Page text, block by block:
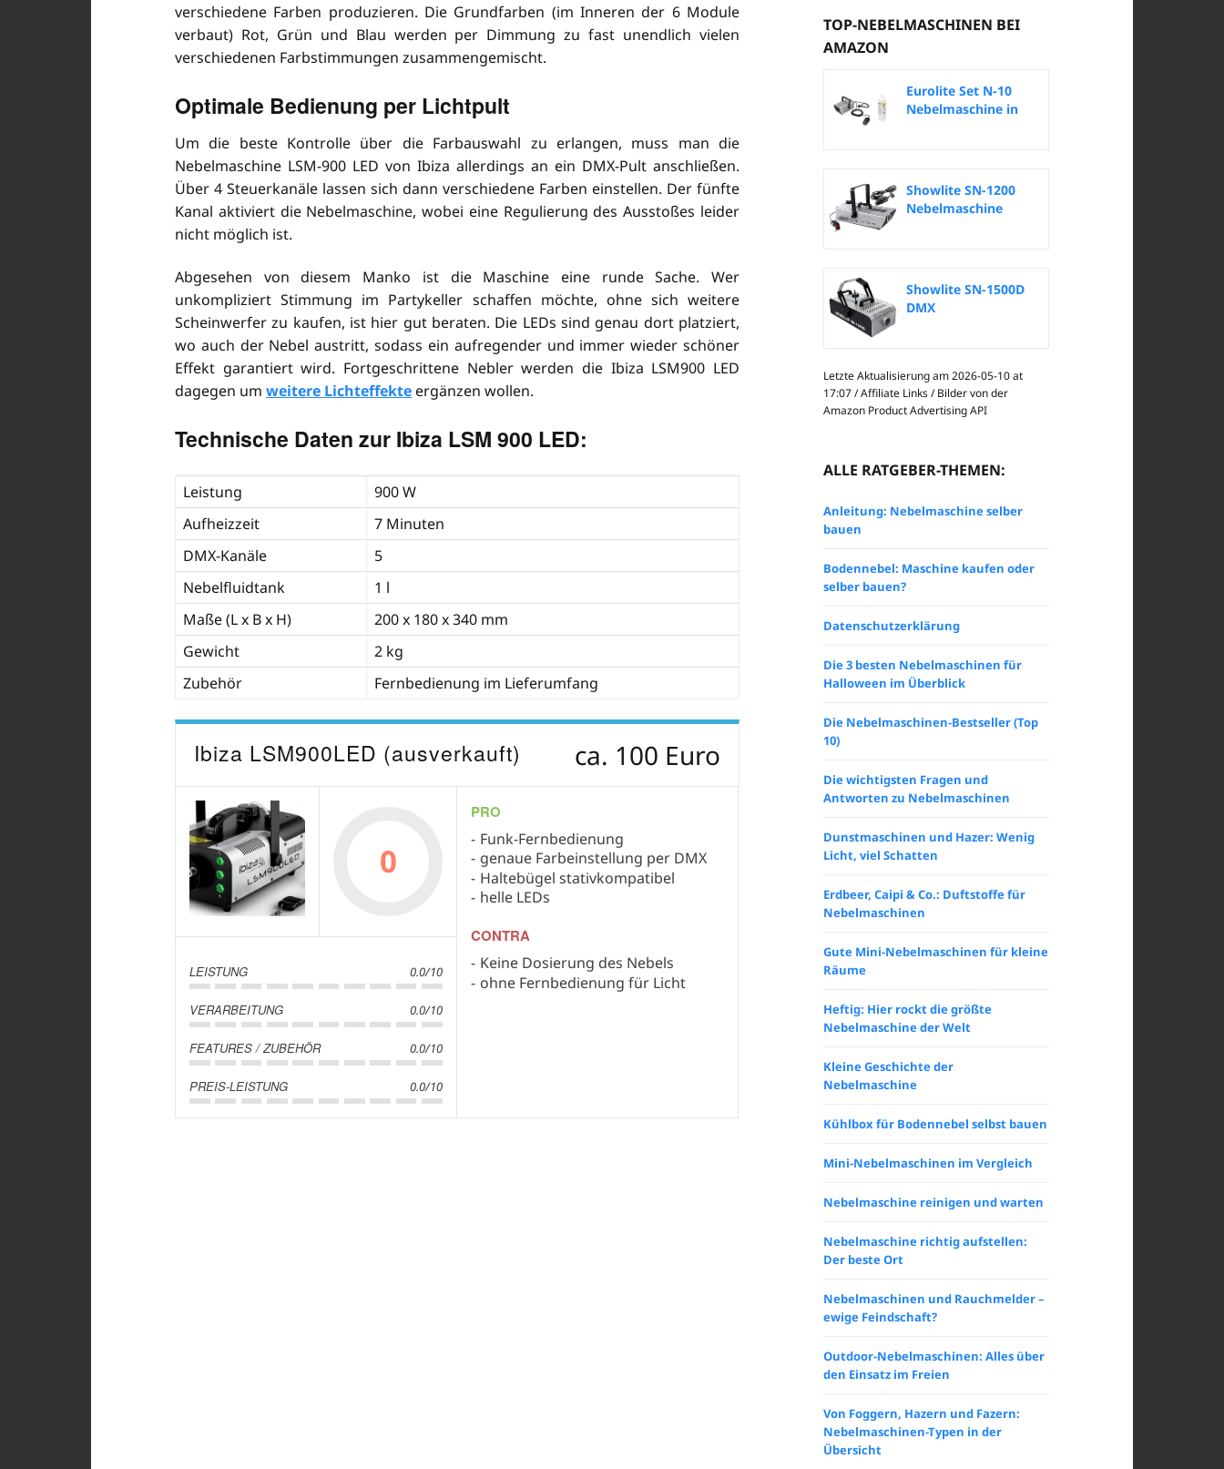
verschiedene Farben produzieren. Die Grundfarben (im Inneren der 6 Module
verbaut) Rot, Grün und Blau werden per Dimmung zu fast unendlich vielen
verschiedenen Farbstimmungen zusammengemischt.
Optimale Bedienung per Lichtpult
Um die beste Kontrolle über die Farbauswahl zu erlangen, muss man die
Nebelmaschine LSM-900 LED von Ibiza allerdings an ein DMX-Pult anschließen.
Über 4 Steuerkanäle lassen sich dann verschiedene Farben einstellen. Der fünfte
Kanal aktiviert die Nebelmaschine, wobei eine Regulierung des Ausstoßes leider
nicht möglich ist.
Abgesehen von diesem Manko ist die Maschine eine runde Sache. Wer
unkompliziert Stimmung im Partykeller schaffen möchte, ohne sich weitere
Scheinwerfer zu kaufen, ist hier gut beraten. Die LEDs sind genau dort platziert,
wo auch der Nebel austritt, sodass ein aufregender und immer wieder schöner
Effekt garantiert wird. Fortgeschrittene Nebler werden die Ibiza LSM900 LED
dagegen um weitere Lichteffekte ergänzen wollen.
Technische Daten zur Ibiza LSM 900 LED:
Leistung
900 W
Aufheizzeit
7 Minuten
DMX-Kanäle
5
Nebelfluidtank
1 l
Maße (L x B x H)
200 x 180 x 340 mm
Gewicht
2 kg
Zubehör
Fernbedienung im Lieferumfang
Ibiza LSM900LED (ausverkauft) ca. 100 Euro
0
LEISTUNG 0.0/10
VERARBEITUNG 0.0/10
FEATURES / ZUBEHÖR 0.0/10
PREIS-LEISTUNG 0.0/10
PRO
Funk-Fernbedienung
genaue Farbeinstellung per DMX
Haltebügel stativkompatibel
helle LEDs
CONTRA
Keine Dosierung des Nebels
ohne Fernbedienung für Licht
TOP-NEBELMASCHINEN BEI
AMAZON
Eurolite Set N-10
Nebelmaschine in
Showlite SN-1200
Nebelmaschine
Showlite SN-1500D
DMX
Letzte Aktualisierung am 2026-05-10 at
17:07 / Affiliate Links / Bilder von der
Amazon Product Advertising API
ALLE RATGEBER-THEMEN:
Anleitung: Nebelmaschine selber
bauen
Bodennebel: Maschine kaufen oder
selber bauen?
Datenschutzerklärung
Die 3 besten Nebelmaschinen für
Halloween im Überblick
Die Nebelmaschinen-Bestseller (Top
10)
Die wichtigsten Fragen und
Antworten zu Nebelmaschinen
Dunstmaschinen und Hazer: Wenig
Licht, viel Schatten
Erdbeer, Caipi & Co.: Duftstoffe für
Nebelmaschinen
Gute Mini-Nebelmaschinen für kleine
Räume
Heftig: Hier rockt die größte
Nebelmaschine der Welt
Kleine Geschichte der
Nebelmaschine
Kühlbox für Bodennebel selbst bauen
Mini-Nebelmaschinen im Vergleich
Nebelmaschine reinigen und warten
Nebelmaschine richtig aufstellen:
Der beste Ort
Nebelmaschinen und Rauchmelder –
ewige Feindschaft?
Outdoor-Nebelmaschinen: Alles über
den Einsatz im Freien
Von Foggern, Hazern und Fazern:
Nebelmaschinen-Typen in der
Übersicht